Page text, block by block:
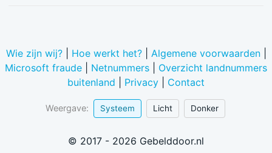
Wie zijn wij?| Hoe werkt het?| Algemene voorwaarden|
Microsoft fraude
Netnummers
Overzicht landnummers
buitenland
Privacy Contact
Weergave: Systeem Licht Donker
© 2017 - 2026 Gebelddoor.nl